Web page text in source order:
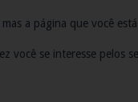
mas a página que você
você se interesse pelos